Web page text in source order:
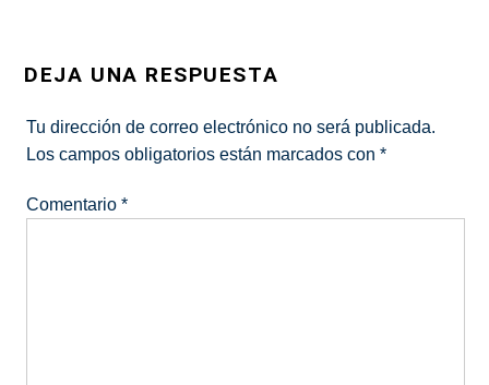
DEJA UNA RESPUESTA
Tu dirección de correo electrónico no será publicada.
Los campos obligatorios están marcados con*
Comentario*